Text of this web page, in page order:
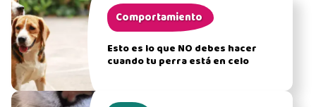
Comportamiento
Esto es lo que NO debes hacer
cuando tu perra está en celo